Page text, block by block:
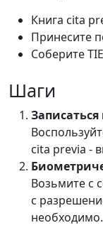
Книга cita
Принесите
Соберите TIE
Шаги
cita previa -
Возьмите с
с
необходимо.